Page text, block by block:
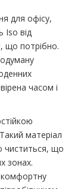
для офісу,
Iso від
що потрібно.
часом і
матеріал
чиститься, що
зонах.